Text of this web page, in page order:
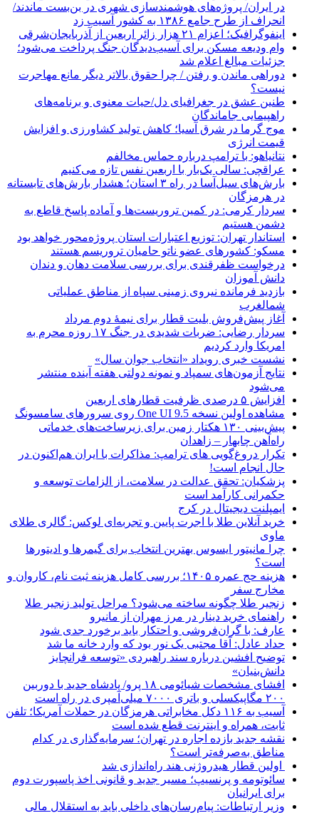
در ایران/ پروژه‌های هوشمندسازی شهری در بن‌بست ماندند/
انحراف از طرح جامع ۱۳۸۶ به کشور آسیب زد
اینفوگرافیک؛ اعزام ۲۱ هزار زائر اربعین از آذربایجان‌شرقی
وام ودیعه مسکن برای آسیب‌دیدگان جنگ پرداخت می‌شود؛
جزئیات مبالغ اعلام شد
دوراهی ماندن و رفتن / چرا حقوق بالاتر دیگر مانع مهاجرت
نیست؟
طنین عشق در جغرافیای دل/حیات معنوی و برنامه‌های
راهپیمایی جاماندگان
موج گرما در شرق آسیا؛ کاهش تولید کشاورزی و افزایش
قیمت انرژی
نتانیاهو: با ترامپ درباره حماس مخالفم
عراقچی: سالی یک‌بار با اربعین نفس تازه می‌کنیم
بارش‌های سیل‌آسا در راه ۳ استان؛ هشدار بارش‌های تابستانه
در هرمزگان
سردار کرمی: در کمین تروریست‌ها و آماده پاسخ قاطع به
دشمن هستیم
استاندار تهران: توزیع اعتبارات استان پروژه‌محور خواهد بود
مسکو: کشورهای عضو ناتو حامیان تروریسم هستند
درخواست ظفرقندی برای بررسی سلامت دهان و دندان
دانش آموزان
بازدید فرمانده نیروی زمینی سپاه از مناطق عملیاتی
شمالغرب
آغاز پیش‌فروش بلیت قطار برای نیمۀ دوم مرداد
سردار رضایی: ضربات شدیدی در جنگ ۱۷ روزه محرم به
امریکا وارد کردیم
نشست خبری رویداد «انتخاب جوان سال»
نتایج آزمون‌های سمپاد و نمونه دولتی هفته آینده منتشر
می‌شود
افزایش ۵ درصدی ظرفیت قطارهای اربعین
مشاهده اولین نسخه One UI 9.5 روی سرورهای سامسونگ
پیش‌بینی ۱۳۰ هکتار زمین برای زیرساخت‌های خدماتی
راه‌آهن چابهار – زاهدان
تکرار دروغ‌گویی های ترامپ: مذاکرات با ایران هم‌اکنون در
حال انجام است!
پزشکیان: تحقق عدالت در سلامت، از الزامات توسعه و
حکمرانی کارآمد است
ایمپلنت دیجیتال در کرج
خرید آنلاین طلا با اجرت پایین و تجربه‌ای لوکس: گالری طلای
ماوی
چرا مانیتور ایسوس بهترین انتخاب برای گیمرها و ادیتورها
است؟
هزینه حج عمره ۱۴۰۵؛ بررسی کامل هزینه ثبت نام، کاروان و
مخارج سفر
زنجیر طلا چگونه ساخته می‌شود؟ مراحل تولید زنجیر طلا
راهنمای خرید دینار در مرز مهران از مانیرو
عارف: با گران‌فروشی و احتکار باید برخورد جدی شود
حداد عادل: آقا مجتبی یک نور بود که وارد خانه ما شد
توضیح افشین درباره سند راهبردی «توسعه فرانچایز
دانش‌بنیان»
افشای مشخصات شیائومی ۱۸ پرو/ پادشاه جدید با دوربین
۲۰۰ مگاپیکسلی و باتری ۷۰۰۰ میلی‌آمپری در راه است
آسیب به ۱۱۶ دکل مخابراتی هرمزگان در حملات آمریکا؛ تلفن
ثابت، همراه و اینترنت ‌قطع شده است
نقشه جدید بازده اجاره در تهران؛ سرمایه‌گذاری در کدام
مناطق به‌صرفه‌تر است؟
اولین قطار هیدروژنی هند راه‌اندازی شد
سائوتومه و پرنسیپ؛ مسیر جدید و قانونی اخذ پاسپورت دوم
برای ایرانیان
وزیر ارتباطات: پیام‌رسان‌های داخلی باید به استقلال مالی